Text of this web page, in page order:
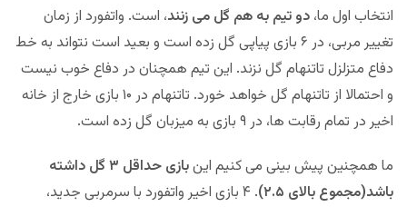
انتخاب اول ما، دو تیم به هم گل می زنند، است. واتفورد از زمان
تغییر مربی، در ۶ بازی پیاپی گل زده است و بعید است نتواند به خط
دفاع متزلزل تاتنهام گل نزند. این تیم همچنان در دفاع خوب نیست
و احتمالا از تاتنهام گل خواهد خورد. تاتنهام در ۱۰ بازی خارج از خانه
اخیر در تمام رقابت ها، در ۹ بازی به میزبان گل زده است.
ما همچنین پیش بینی می کنیم این
بازی حداقل ۳ گل داشته
باشد(مجموع بالای ۲.۵)
. ۴ بازی اخیر واتفورد با سرمربی جدید،